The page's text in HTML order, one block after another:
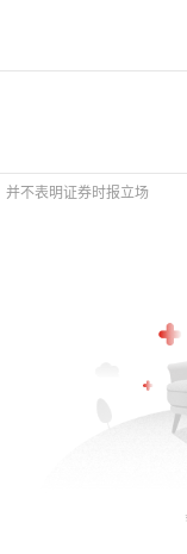
不表明证券时报立场